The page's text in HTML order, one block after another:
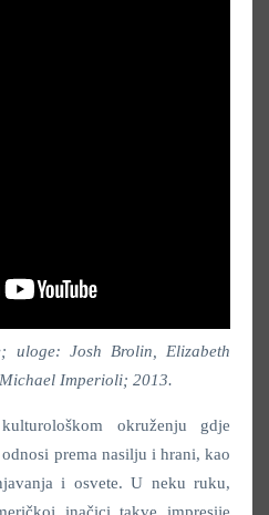
uloge: Josh Brolin, Elizabeth
Imperioli; 2013.
okruženju gdje
prema nasilju i hrani, kao
i osvete. U neku ruku,
inačici takve impresije